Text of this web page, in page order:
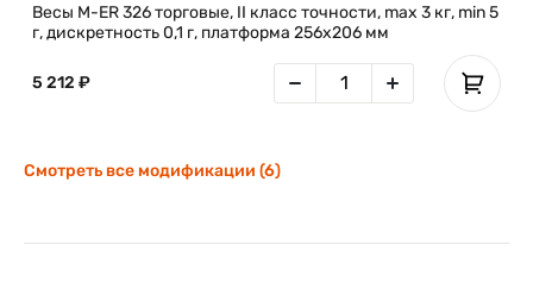
Весы M-ER 326 торговые, II класс точности, max 3 кг, min 5
г, дискретность 0,1 г, платформа 256х206 мм
5 212 ₽
Смотреть все модификации (6)